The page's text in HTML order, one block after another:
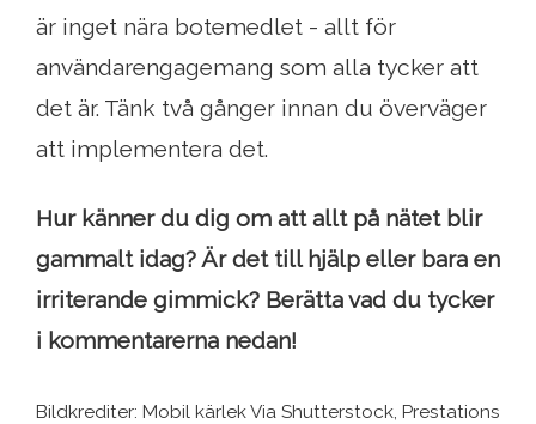
är inget nära botemedlet - allt för
användarengagemang som alla tycker att
det är. Tänk två gånger innan du överväger
att implementera det.
Hur känner du dig om att allt på nätet blir
gammalt idag? Är det till hjälp eller bara en
irriterande gimmick? Berätta vad du tycker
i kommentarerna nedan!
Bildkrediter: Mobil kärlek Via Shutterstock, Prestations